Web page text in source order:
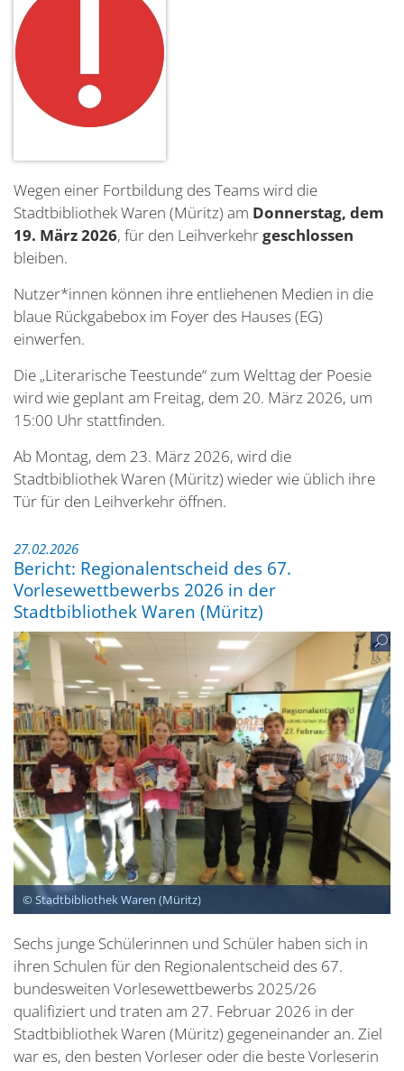
Wegen einer Fortbildung des Teams wird die
Stadtbibliothek Waren (Müritz) am Donnerstag, dem
19. März 2026, für den Leihverkehrgeschlossen
bleiben.
Nutzer*innen können ihre entliehenen Medien in die
blaue Rückgabebox im Foyer des Hauses (EG)
einwerfen.
Die „Literarische Teestunde“ zum Welttag der Poesie
wird wie geplant am Freitag, dem 20. März 2026, um
15:00 Uhr stattfinden.
Ab Montag, dem 23. März 2026, wird die
Stadtbibliothek Waren (Müritz) wieder wie üblich ihre
Tür für den Leihverkehr öffnen.
27.02.2026
Bericht: Regionalentscheid des 67.
Vorlesewettbewerbs 2026 in der
Stadtbibliothek Waren (Müritz)
© Stadtbibliothek Waren (Müritz)
Sechs junge Schülerinnen und Schüler haben sich in
ihren Schulen für den Regionalentscheid des 67.
bundesweiten Vorlesewettbewerbs 2025/26
qualifiziert und traten am 27. Februar 2026 in der
Stadtbibliothek Waren (Müritz) gegeneinander an. Ziel
war es, den besten Vorleser oder die beste Vorleserin